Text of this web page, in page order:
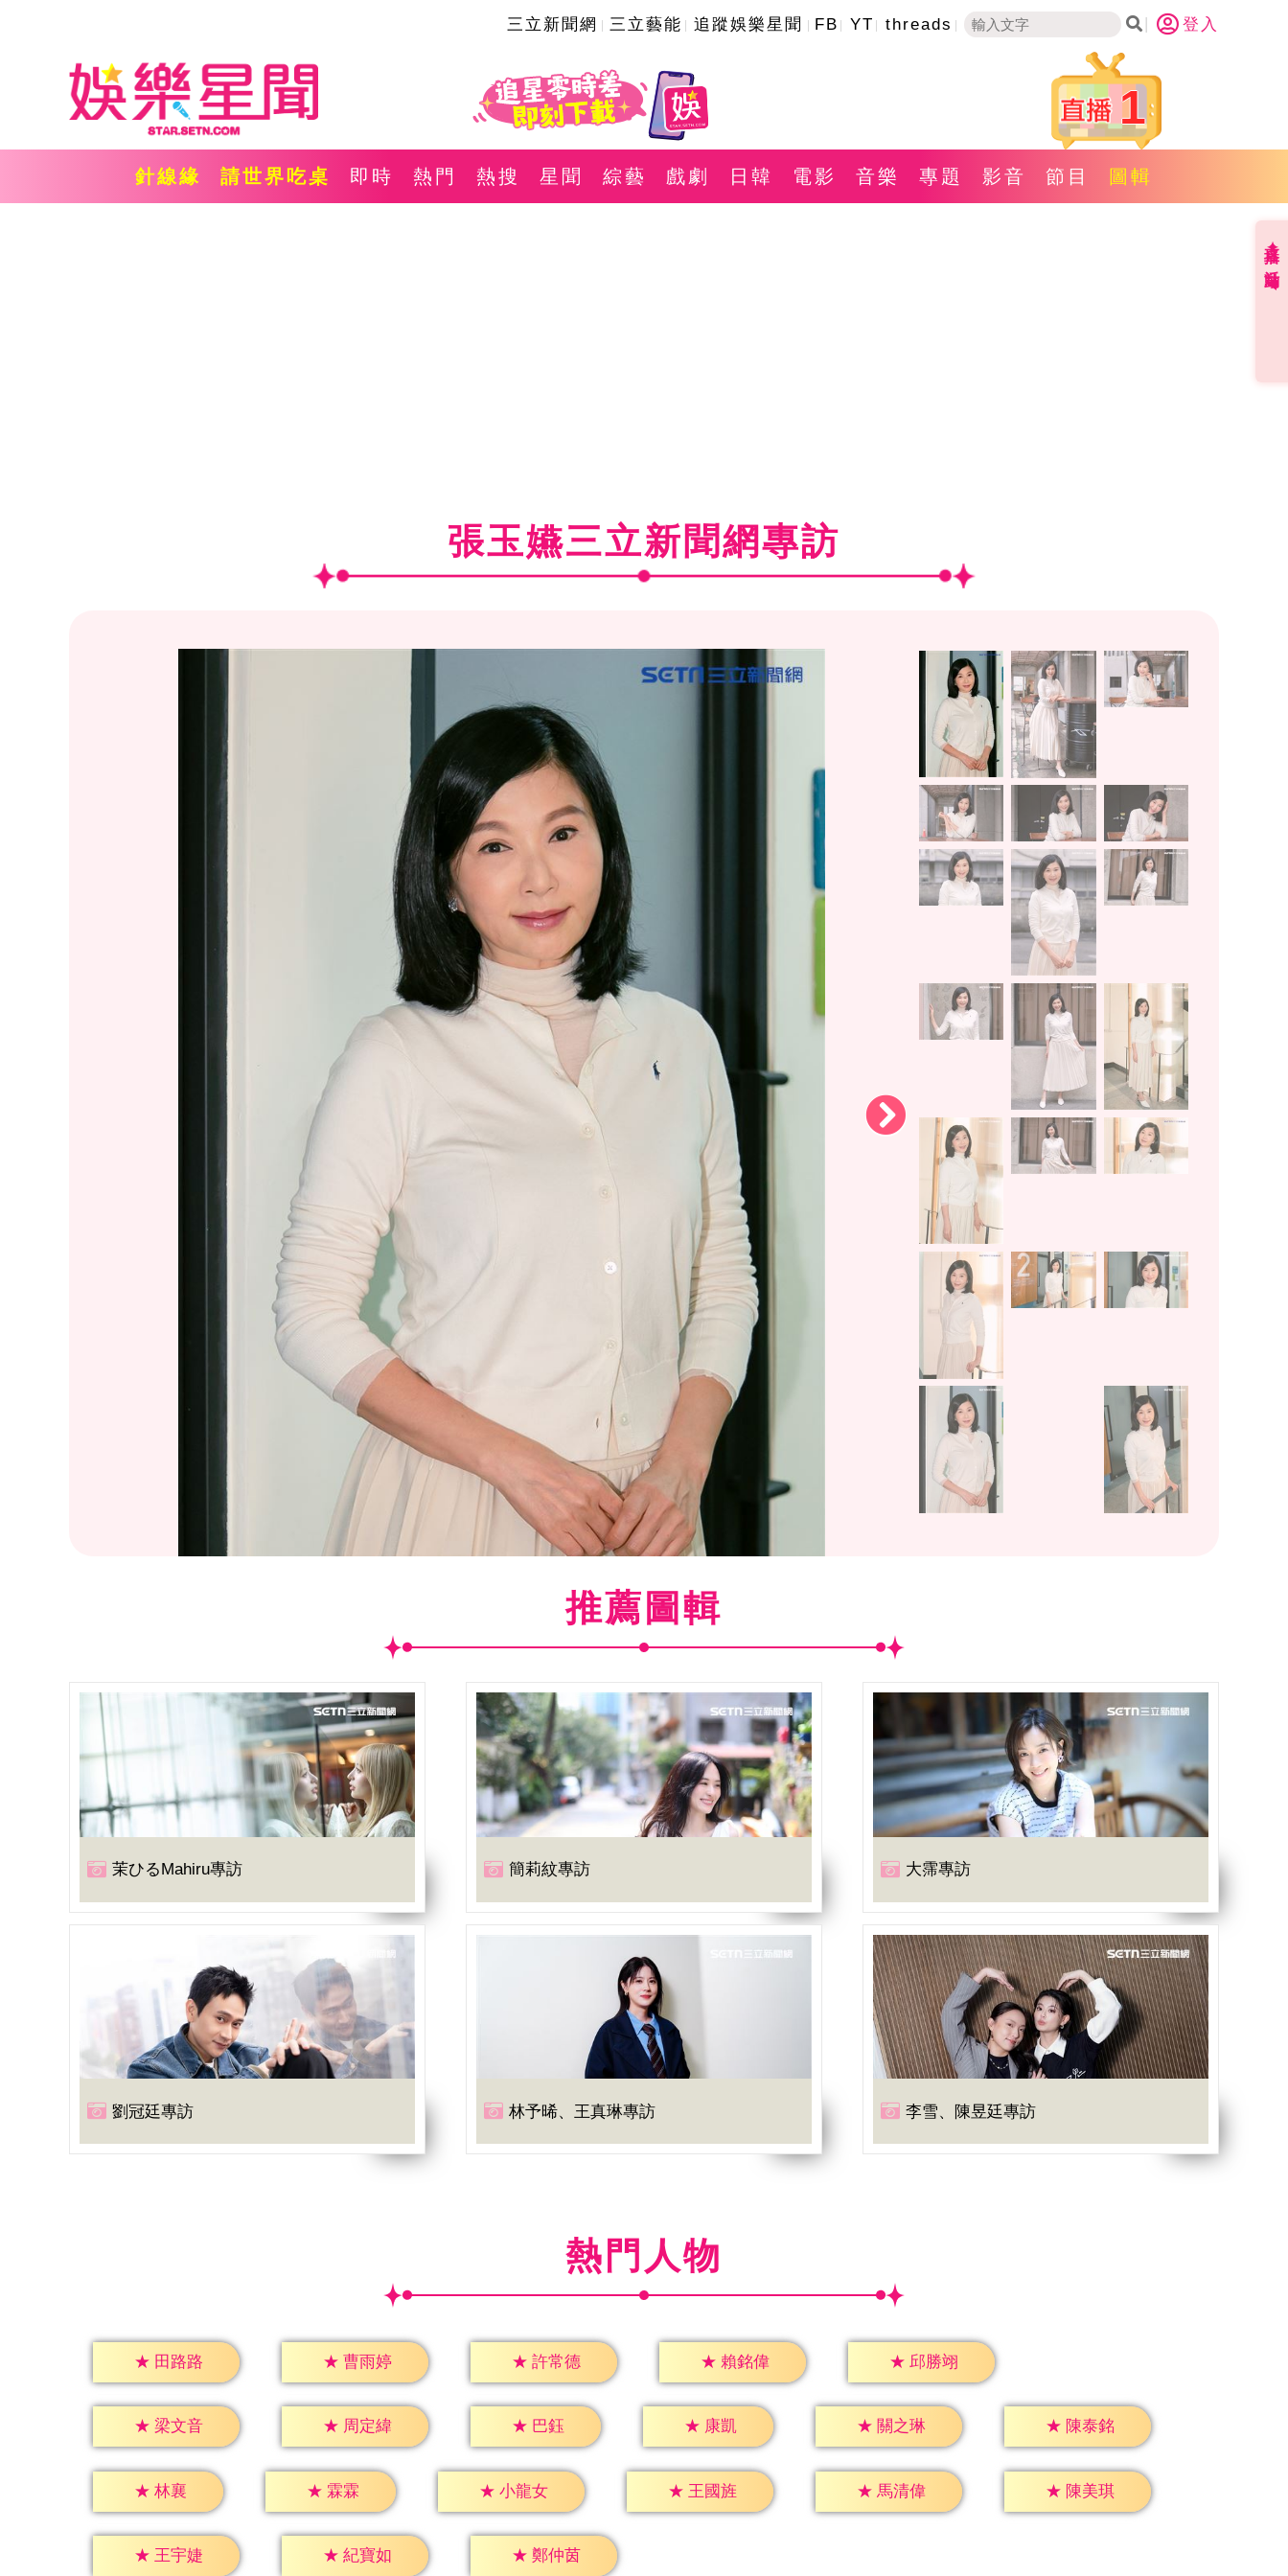
三立新聞網 三立藝能 追蹤娛樂星聞 FB YT threads 登入
1
針線緣 請世界吃桌 即時 熱門 熱搜 星聞 綜藝 戲劇 日韓 電影 音樂 專題 影音 節目 圖輯
張玉嬿三立新聞網專訪
/20)張玉嬿三立新聞網專訪。 （圖／記者楊澍攝影）
推薦圖輯
茉ひるMahiru專訪 簡莉紋專訪 大霈專訪
劉冠廷專訪 林予晞、王真琳專訪 李雪、陳昱廷專訪
熱門人物
★ 田路路 ★ 曹雨婷 ★ 許常德 ★ 賴銘偉 ★ 邱勝翊
★ 梁文音 ★ 周定緯 ★ 巴鈺 ★ 康凱 ★ 關之琳 ★ 陳泰銘
★ 林襄 ★ 霖霖 ★ 小龍女 ★ 王國旌 ★ 馬清偉 ★ 陳美琪
★ 王宇婕 ★ 紀寶如 ★ 鄭仲茵
直播✦活動